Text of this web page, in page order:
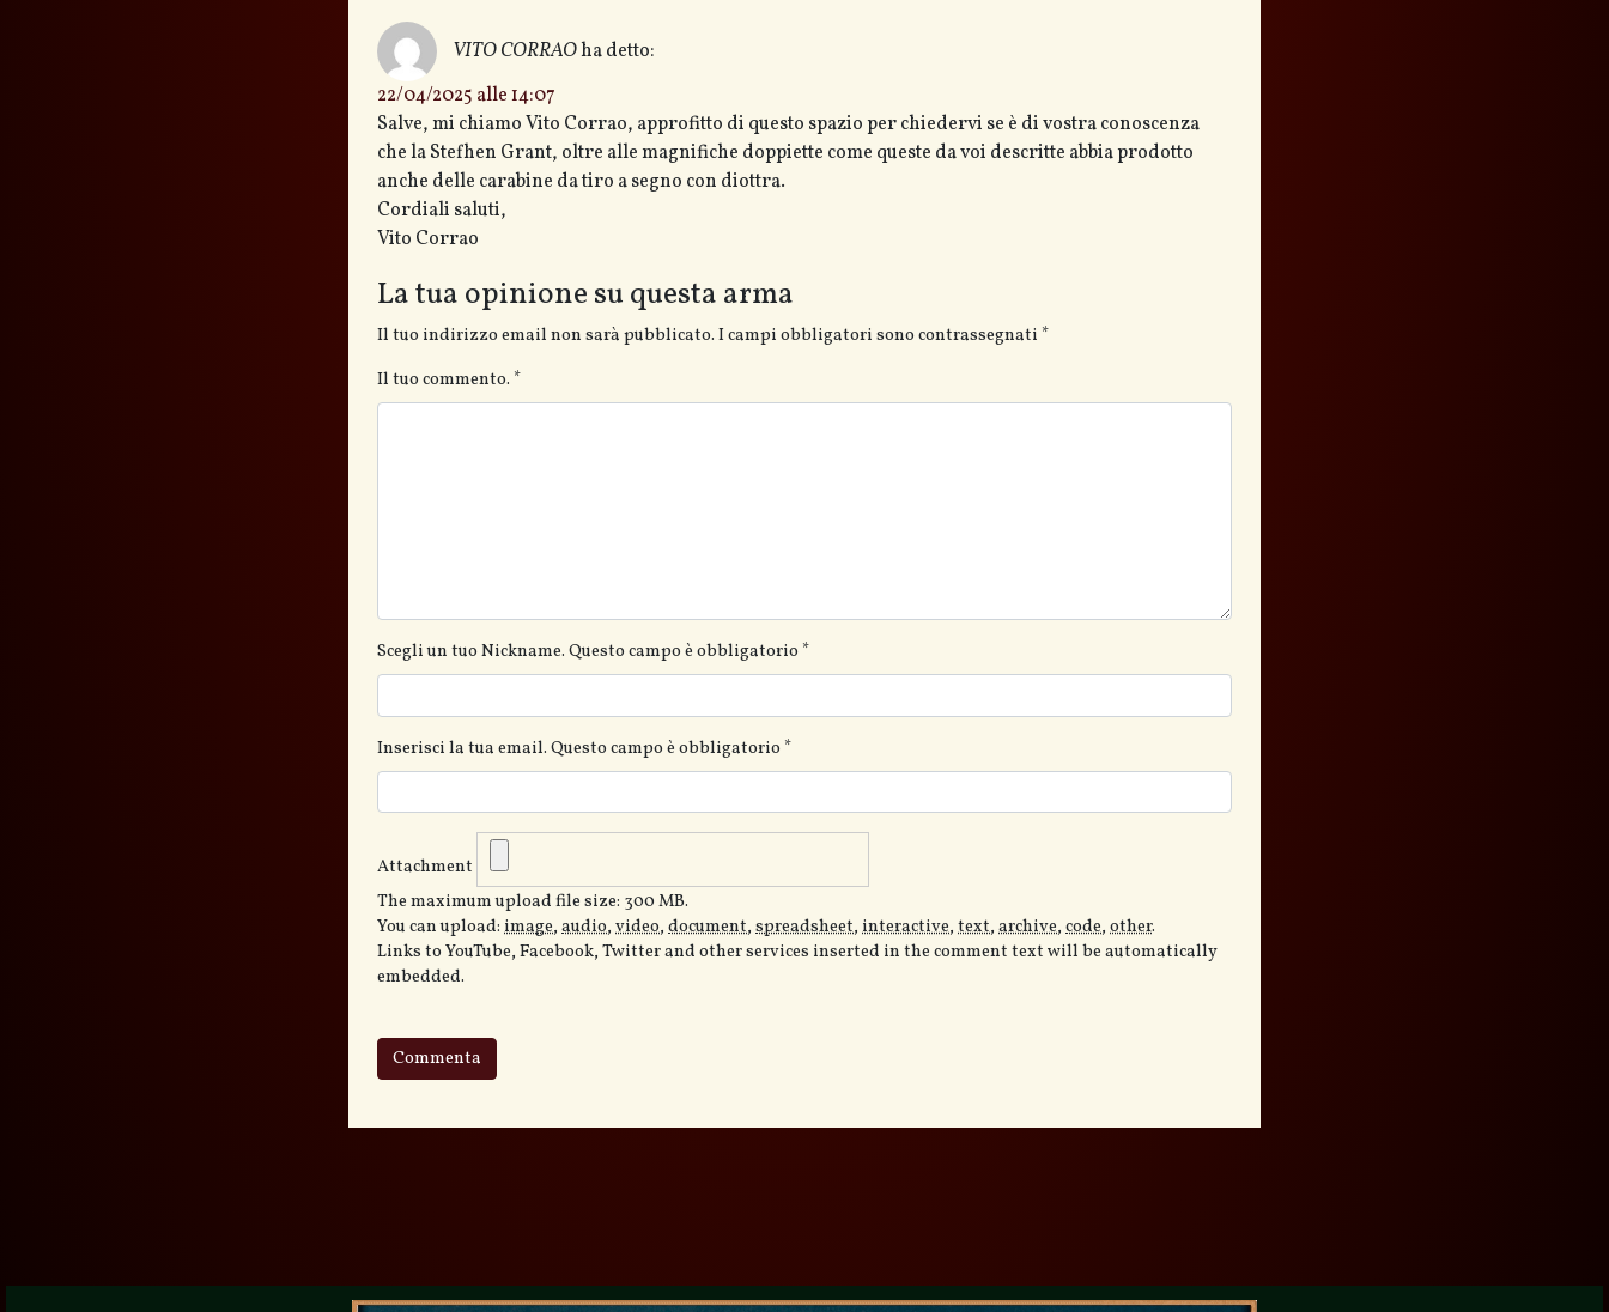
VITO CORRAOha detto:
22/04/2025 alle 14:07
Salve, mi chiamo Vito Corrao, approfitto di questo spazio per chiedervi se è di vostra conoscenza
che la Stefhen Grant, oltre alle magnifiche doppiette come queste da voi descritte abbia prodotto
anche delle carabine da tiro a segno con diottra.
Cordiali saluti,
Vito Corrao
La tua opinione su questa arma
Il tuo indirizzo email non sarà pubblicato. I campi obbligatori sono contrassegnati *
Il tuo commento. *
Scegli un tuo Nickname. Questo campo è obbligatorio *
Inserisci la tua email. Questo campo è obbligatorio *
Attachment
The maximum upload file size: 300 MB.
You can upload:image,audio,video,document,spreadsheet,interactive,text,archive,code,other.
Links to YouTube, Facebook, Twitter and other services inserted in the comment text will be automatically
embedded.